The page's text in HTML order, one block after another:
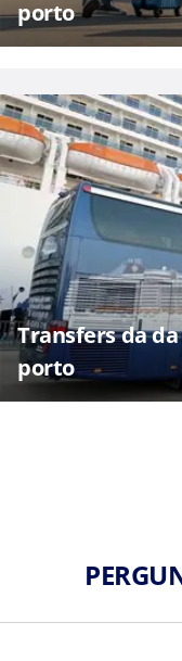
porto
Transfers da
porto